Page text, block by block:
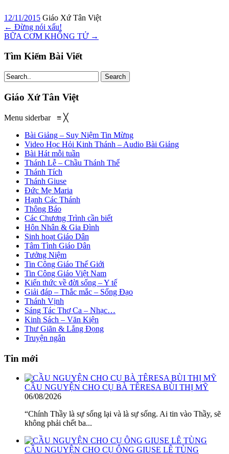
12/11/2015 Giáo Xứ Tân Việt
← Đừng nói xấu!
BỮA CƠM KHỔNG TỬ →
Tìm Kiếm Bài Viết
Search
Giáo Xứ Tân Việt
Menu siderbar ≡ ╳
Bài Giảng – Suy Niệm Tin Mừng
Video Học Hỏi Kinh Thánh – Audio Bài Giảng
Bài Hát mỗi tuần
Thánh Lễ – Chầu Thánh Thể
Thánh Tích
Thánh Giuse
Đức Mẹ Maria
Hạnh Các Thánh
Thông Báo
Các Chương Trình cần biết
Hôn Nhân & Gia Đình
Sinh hoạt Giáo Dân
Tâm Tình Giáo Dân
Tưởng Niệm
Tin Công Giáo Thế Giới
Tin Công Giáo Việt Nam
Kiến thức về đời sống – Y tế
Giải đáp – Thắc mắc – Sống Đạo
Thánh Vịnh
Sáng Tác Thơ Ca – Nhạc…
Kinh Sách – Văn Kiện
Thư Giãn & Lắng Đọng
Truyện ngắn
Tin mới
CẦU NGUYỆN CHO CỤ BÀ TÊRESA BÙI THỊ MỸ
06/08/2026
“Chính Thầy là sự sống lại và là sự sống. Ai tin vào Thầy, sẽ
không phải chết ba...
CẦU NGUYỆN CHO CỤ ÔNG GIUSE LÊ TÙNG